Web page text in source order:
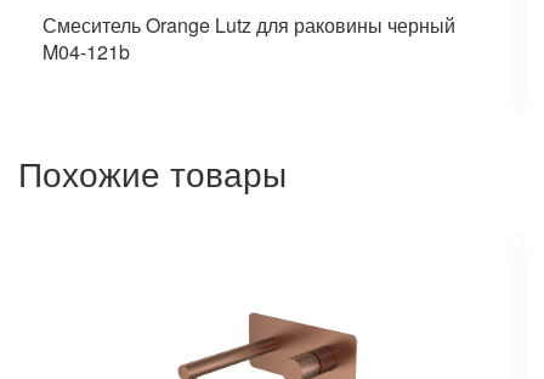
Смеситель Orange Lutz для раковины черный
M04-121b
Похожие товары